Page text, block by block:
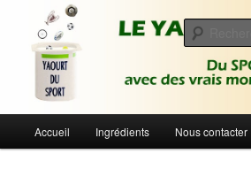
contenu
Le Yaourt du Sport
Du sport avec des vrais morceaux de foot |
principal
Accueil Ingrédients Nous contacter